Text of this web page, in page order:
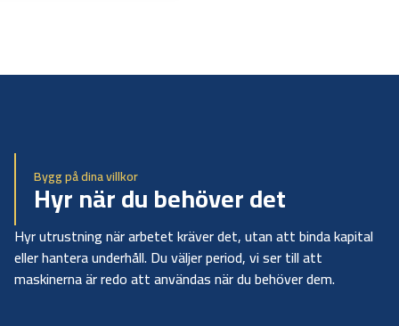
Bygg på dina villkor
Hyr när du behöver det
Hyr utrustning när arbetet kräver det, utan att binda kapital
eller hantera underhåll. Du väljer period, vi ser till att
maskinerna är redo att användas när du behöver dem.